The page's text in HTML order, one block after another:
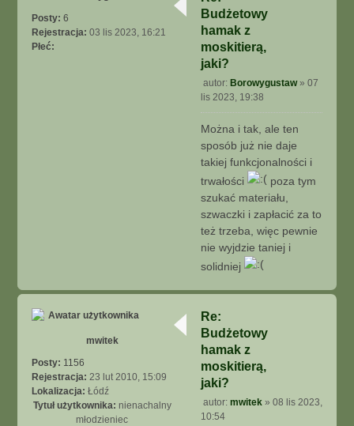
i
Posty: 6
Rejestracja: 03 lis 2023, 16:21
Płeć:
Budżetowy
hamak z
moskitierą,
jaki?
P
t
autor: Borowygustaw» 07
lis 2023, 19:38
Można i tak, ale ten
sposób już nie daje
takiej funkcjonalności i
trwałości
poza tym
szukać materiału,
szwaczki i zapłacić za to
też trzeba, więc pewnie
nie wyjdzie taniej i
solidniej
a
mwitek
Posty: 1156
Rejestracja: 23 lut 2010, 15:09
Lokalizacja: Łódź
Tytuł użytkownika: nienachalny
młodzieniec
Re:
Budżetowy
hamak z
moskitierą,
jaki?
P
autor: mwitek » 08 lis 2023,
10:54